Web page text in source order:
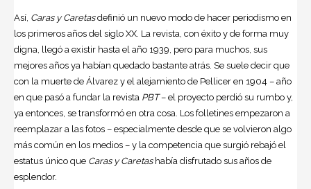
Así, Caras y Caretasdefinió un nuevo modo de hacer periodismo en
los primeros años del siglo XX. La revista, con éxito y de forma muy
digna, llegó a existir hasta el año 1939, pero para muchos, sus
mejores años ya habían quedado bastante atrás. Se suele decir que
con la muerte de Álvarez y el alejamiento de Pellicer en 1904 – año
en que pasó a fundar la revista PBT– el proyecto perdió su rumbo y,
ya entonces, se transformó en otra cosa. Los folletines empezaron a
reemplazar a las fotos – especialmente desde que se volvieron algo
más común en los medios – y la competencia que surgió rebajó el
estatus único que Caras y Caretas había disfrutado sus años de
esplendor.